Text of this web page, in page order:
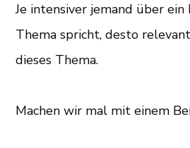
Je intensiver jemand über
Thema spricht, desto
dieses Thema.
Machen wir mal mit einem